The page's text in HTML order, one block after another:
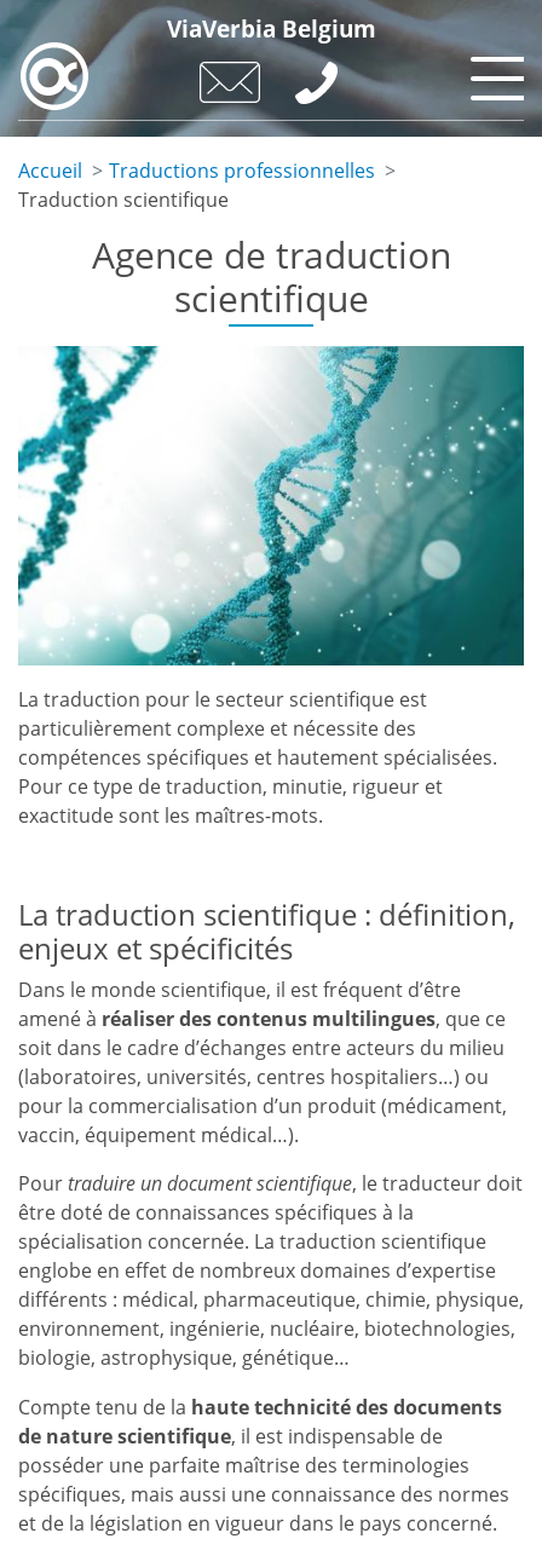
Skip
main
content
ViaVerbia Belgium
Accueil
Traductions professionnelles
Traduction scientifique
Agence de traduction
scientifique
La traduction pour le secteur scientifique est
particulièrement complexe et nécessite des
compétences spécifiques et hautement spécialisées.
Pour ce type de traduction, minutie, rigueur et
exactitude sont les maîtres-mots.
La traduction scientifique : définition,
enjeux et spécificités
Dans le monde scientifique, il est fréquent d’être
amené à réaliser des contenus multilingues, que ce
soit dans le cadre d’échanges entre acteurs du milieu
(laboratoires, universités, centres hospitaliers…) ou
pour la commercialisation d’un produit (médicament,
vaccin, équipement médical…).
Pourtraduire un document scientifique, le traducteur doit
être doté de connaissances spécifiques à la
spécialisation concernée. La traduction scientifique
englobe en effet de nombreux domaines d’expertise
différents : médical, pharmaceutique, chimie, physique,
environnement, ingénierie, nucléaire, biotechnologies,
biologie, astrophysique, génétique…
Compte tenu de la haute technicité des documents
de nature scientifique, il est indispensable de
posséder une parfaite maîtrise des terminologies
spécifiques, mais aussi une connaissance des normes
et de la législation en vigueur dans le pays concerné.